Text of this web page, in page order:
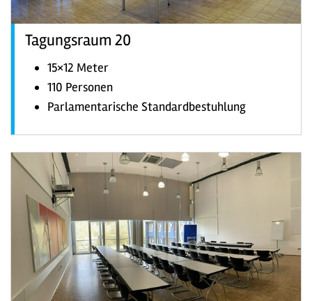
Tagungsraum 20
15×12 Meter
110 Personen
Parlamentarische Standardbestuhlung